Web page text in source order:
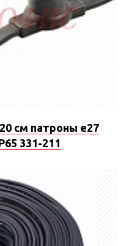
см патроны e27
331-211